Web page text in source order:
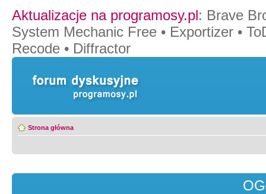
Aktualizacje na programosy.pl: Brave
System Mechanic Free • Exportizer •
Recode • Diffractor
Strona główna